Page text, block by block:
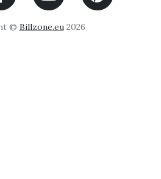
© Billzone.eu2026